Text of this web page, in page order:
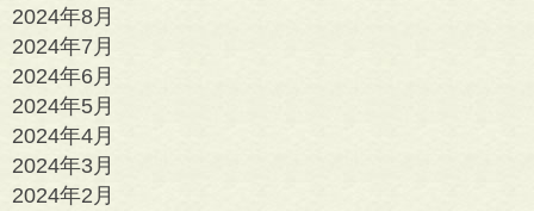
2024年8月
2024年7月
2024年6月
2024年5月
2024年4月
2024年3月
2024年2月